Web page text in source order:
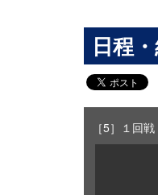
日程
［5］１回